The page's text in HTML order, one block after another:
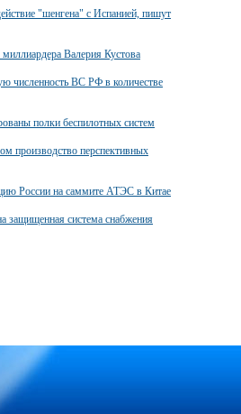
"шенгена" с Испанией, пишут
Валерия Кустова
численность ВС РФ в количестве
полки беспилотных систем
производство перспективных
России на саммите АТЭС в Китае
защищенная система снабжения